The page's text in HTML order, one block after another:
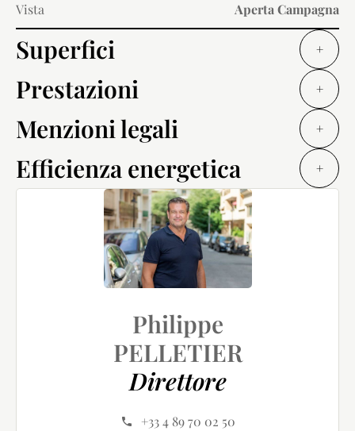
Vista Aperta Campagna
Superfici +
Prestazioni +
Menzioni legali +
Efficienza energetica +
Philippe
PELLETIER
Direttore
+33 4 89 70 02 50